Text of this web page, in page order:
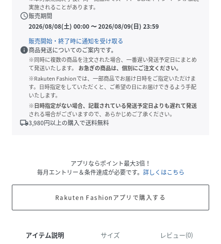
実施されることがあります。
schedule販売期間
2026/08/08(土) 00:00〜2026/08/09(日) 23:59
販売開始・終了時に通知を受け取る
info商品発送についてのご案内です。
※同時に複数の商品を注文された場合、一番遅い発送予定日にまとめ
て発送いたします。
お急ぎの商品は、個別にご注文ください。
※Rakuten Fashionでは、一部商品でお届け日時をご指定いただけま
す。日時指定をしていただくと、ご希望の日にお届けできるよう手配
いたします。
※日時指定がない場合、記載されている発送予定日よりも遅れて発送
される場合がございますので、あらかじめご了承ください。
local_shipping3,980円以上の購入で送料無料
アプリならポイント最大3倍！
毎月エントリー＆条件達成が必要です。 詳しくはこちら
Rakuten Fashionアプリで購入する
アイテム説明 サイズ レビュー(0)